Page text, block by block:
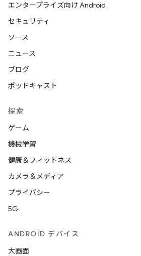
エンタープライズ向け Android
セキュリティ
ソース
ニュース
ブログ
ポッドキャスト
探索
ゲーム
機械学習
健康＆フィットネス
カメラ＆メディア
プライバシー
5G
ANDROID デバイス
大画面